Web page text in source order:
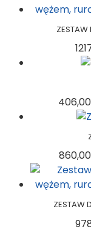
ZESTAW
406,00
860,00
ZESTAW